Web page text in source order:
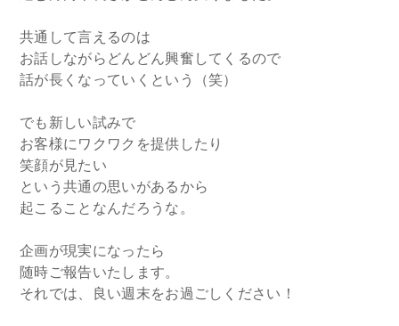
共通して言えるのは
お話しながらどんどん興奮してくるので
話が長くなっていくという（笑）
でも新しい試みで
お客様にワクワクを提供したり
笑顔が見たい
という共通の思いがあるから
起こることなんだろうな。
企画が現実になったら
随時ご報告いたします。
それでは、良い週末をお過ごしください！